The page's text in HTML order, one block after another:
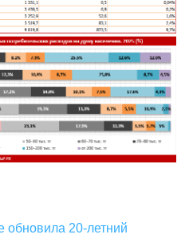
обновила 20-летний